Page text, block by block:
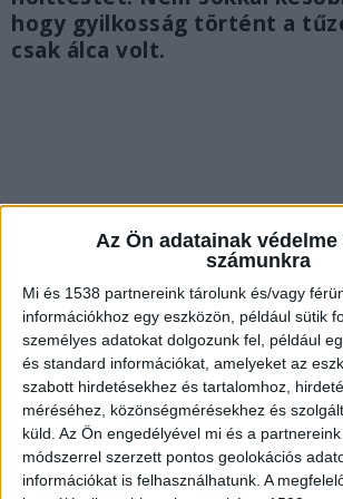
Az Ön adatainak
számunkra
Mi és 1538 partnereink tárolunk és/vagy
információkhoz egy eszközön, például sütik
személyes adatokat dolgozunk fel, például
és standard információkat, amelyeket az
szabott hirdetésekhez és tartalomhoz,
méréséhez, közönségmérésekhez és
küld. Az Ön engedélyével mi és a
módszerrel szerzett pontos geolokációs
információkat is felhasználhatunk. A
hogy gyilkosság történt a
csak álca volt.
Késszúrások nyomai
A körülmények alapján felmerült